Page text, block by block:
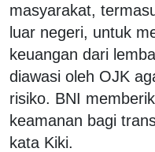
masyarakat,
luar negeri, untuk
keuangan dari
diawasi oleh OJK
risiko. BNI
keamanan bagi
kata Kiki.